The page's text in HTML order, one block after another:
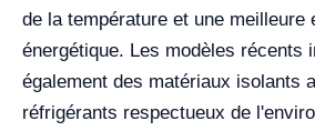
de la température et une meilleure
énergétique. Les modèles récents
également des matériaux isolants
réfrigérants respectueux de